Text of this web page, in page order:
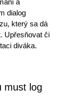
a
dialog
který sa dá
Upřesňovat či
diváka.
must log